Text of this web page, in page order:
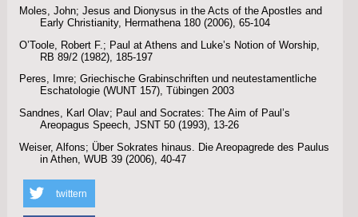
Moles, John; Jesus and Dionysus in the Acts of the Apostles and
Early Christianity, Hermathena 180 (2006), 65-104
O’Toole, Robert F.; Paul at Athens and Luke’s Notion of Worship,
RB 89/2 (1982), 185-197
Peres, Imre; Griechische Grabinschriften und neutestamentliche
Eschatologie (WUNT 157), Tübingen 2003
Sandnes, Karl Olav; Paul and Socrates: The Aim of Paul’s
Areopagus Speech, JSNT 50 (1993), 13-26
Weiser, Alfons; Über Sokrates hinaus. Die Areopagrede des Paulus
in Athen, WUB 39 (2006), 40-47
twittern